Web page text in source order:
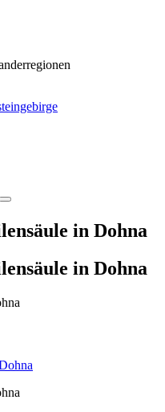
in Dohna
in Dohna